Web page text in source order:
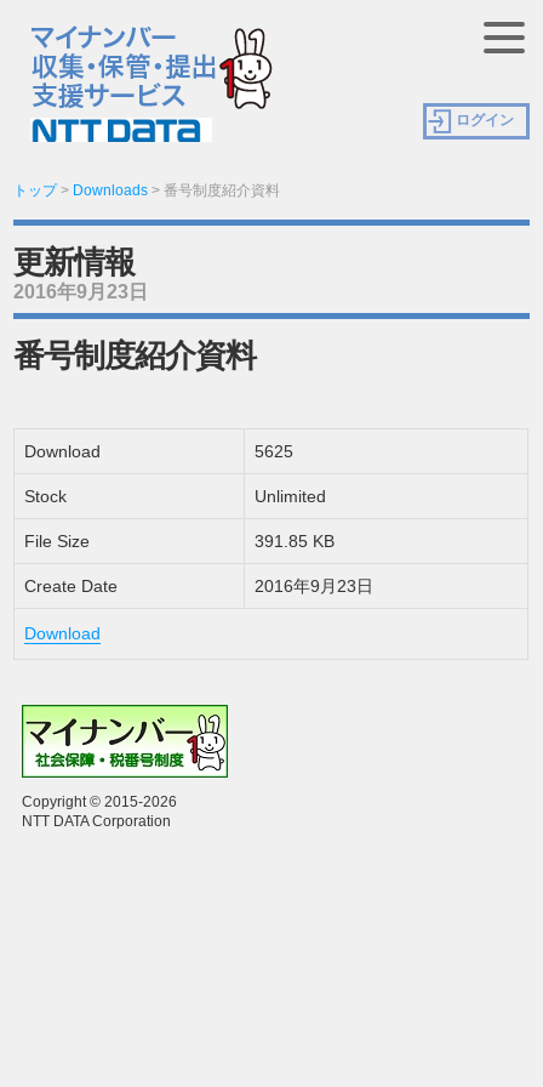
ログイン
トップ> Downloads >番号制度紹介資料
更新情報
2016年9月23日
番号制度紹介資料
Download 5625
Stock Unlimited
File Size 391.85 KB
Create Date 2016年9月23日
Download
Copyright © 2015-2026
NTT DATA Corporation